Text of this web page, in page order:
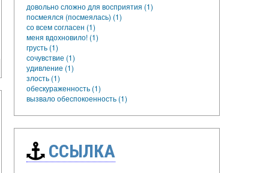
довольно сложно для восприятия (1)
посмеялся (посмеялась) (1)
со всем согласен (1)
меня вдохновило! (1)
грусть (1)
сочувствие (1)
удивление (1)
злость (1)
обескураженность (1)
вызвало обеспокоенность (1)
ССЫЛКА